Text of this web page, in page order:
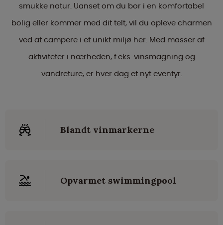
smukke natur. Uanset om du bor i en komfortabel
bolig eller kommer med dit telt, vil du opleve charmen
ved at campere i et unikt miljø her. Med masser af
aktiviteter i nærheden, f.eks. vinsmagning og
vandreture, er hver dag et nyt eventyr.
Blandt vinmarkerne
Opvarmet swimmingpool